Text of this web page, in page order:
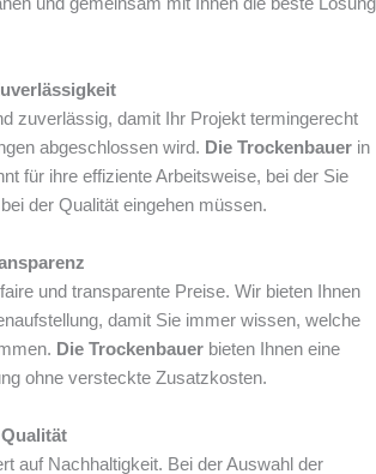
zuverlässig, damit Ihr Projekt termingerecht
abgeschlossen wird. Die Trockenbauer in
für ihre effiziente Arbeitsweise, bei der Sie
der Qualität eingehen müssen.
und transparente Preise. Wir bieten Ihnen
damit Sie immer wissen, welche
Die Trockenbauer bieten Ihnen eine
ohne versteckte Zusatzkosten.
auf Nachhaltigkeit. Bei der Auswahl der